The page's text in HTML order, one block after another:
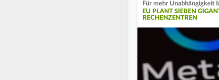
Für mehr Unabhängigkeit
EU PLANT SIEBEN
RECHENZENTREN